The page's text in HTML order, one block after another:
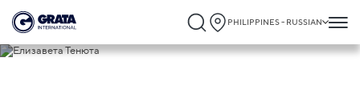
PHILIPPINES - RUSSIAN